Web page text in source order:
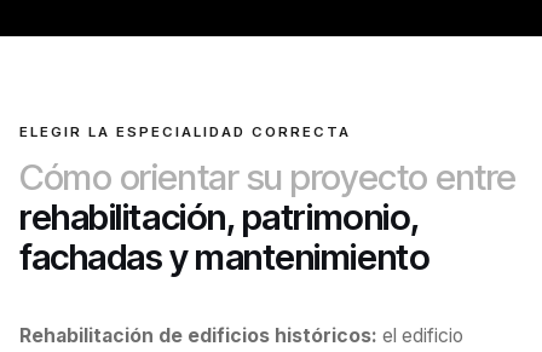
ELEGIR LA ESPECIALIDAD CORRECTA
Cómo orientar su proyecto entre
rehabilitación, patrimonio,
fachadas y mantenimiento
Rehabilitación de edificios históricos: el edificio